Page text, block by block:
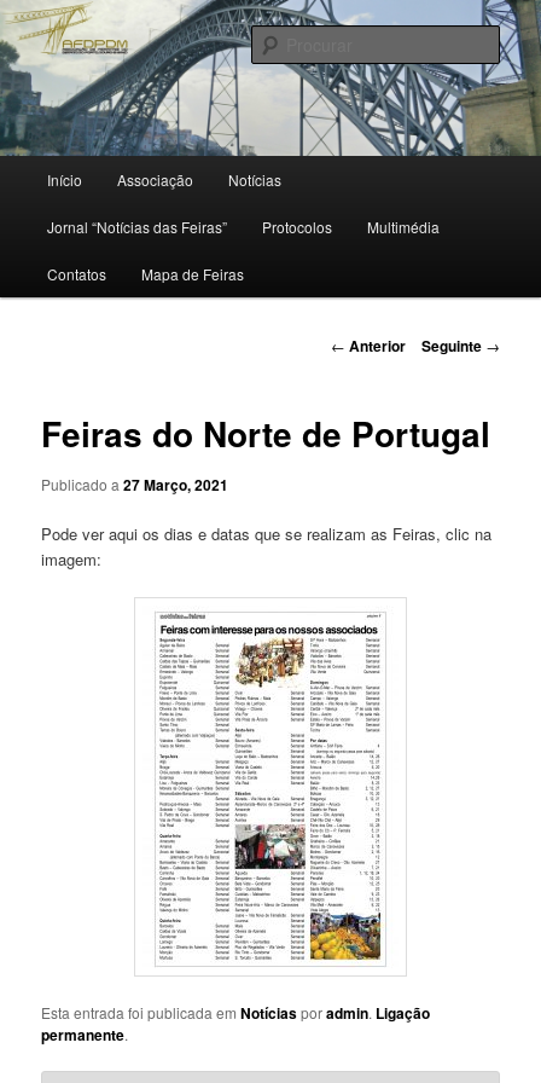
Saltar
para
o
conteúdo
primário
principal
Início Associação Notícias
Jornal “Notícias das Feiras” Protocolos Multimédia
Contatos Mapa de Feiras
Navegação
← Anterior Seguinte →
Feiras do Norte de Portugal
Publicado a27 Março, 2021
Pode ver aqui os dias e datas que se realizam as Feiras, clic na
imagem:
Esta entrada foi publicada emNotíciasporadmin. Ligação
permanente.